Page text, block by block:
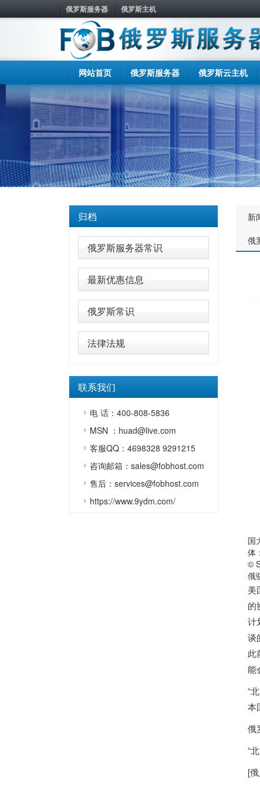
俄罗斯服务器 俄罗斯主机
网站首页 俄罗斯服务器 俄罗斯云主机
归档
俄罗斯服务器常识
最新优惠信息
俄罗斯常识
法律法规
联系我们
电 话：400-808-5836
MSN ：huad@live.com
客服QQ：4698328 9291215
咨询邮箱：sales@fobhost.com
售后：services@fobhost.com
https://www.9ydm.com/
新
俄
国
体
©
俄
美
的
计
谈
此
能
“
本
俄
“
[